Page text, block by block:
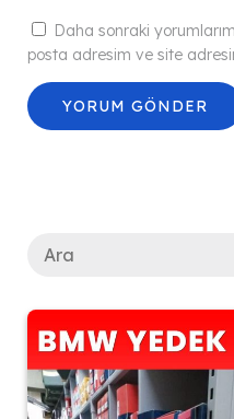
Daha sonraki
posta adresim ve site